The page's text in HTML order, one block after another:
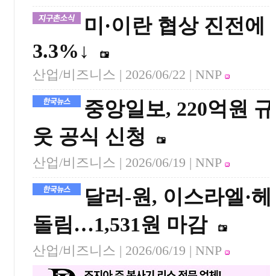
미·이란 협상 진전
3.3%↓
산업/비즈니스 | 2026/06/22 | NNP
중앙일보, 220억원
웃 공식 신청
산업/비즈니스 | 2026/06/19 | NNP
달러-원, 이스라엘·
돌림…1,531원 마감
산업/비즈니스 | 2026/06/19 | NNP